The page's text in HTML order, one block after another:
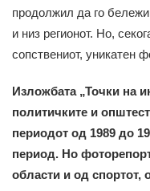
продолжил да го бележи
и низ регионот. Но,
сопствениот, уникатен
Изложбата „Точки на
политичките и
периодот од 1989 до
период. Но
области и од спортот,